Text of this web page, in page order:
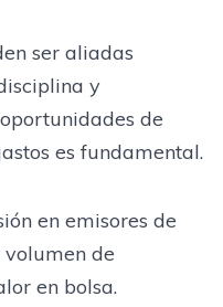
ser aliadas
y
de
es fundamental.
en emisores de
de
en bolsa.